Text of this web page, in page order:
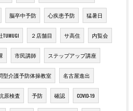
脳卒中予防 心疾患予防 猛暑日
２店舗目 サ高住 内覧会
市民講師 ステップアップ講座
型介護予防体操教室 名古屋進出
原検査 予防 確認 COVID-19